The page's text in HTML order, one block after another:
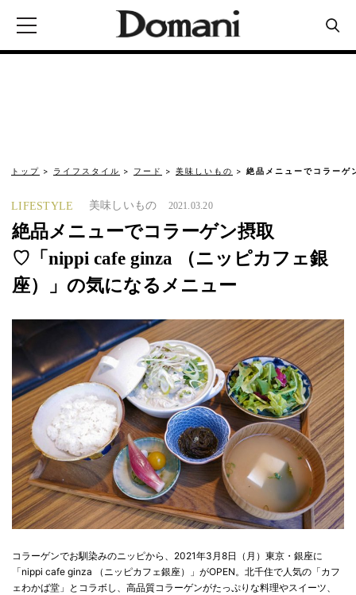
トップ ライフスタイル フード 美味しいもの 絶品メニューでコラ
LIFESTYLE 美味しいもの 2021.03.20
絶品メニューでコラーゲン摂取
♡「nippi cafe ginza （ニッピカフェ銀
座）」の気になるメニュー
コラーゲンでお馴染みのニッピから、2021年3月8日（月）東京・銀座に
「nippi cafe ginza （ニッピカフェ銀座）」がOPEN。北千住で人気の「カフ
ェわかば堂」とコラボし、高品質コラーゲンがたっぷりな料理やスイーツ、